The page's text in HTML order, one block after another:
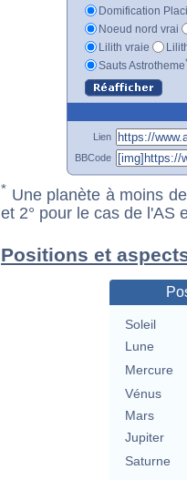
Domification
Noeud nord vrai
Lilith vraie
Sauts Astrotheme
Lien
BBCode
* Une planète à moins
et 2° pour le cas de l'AS
Positions et
Soleil
Lune
Mercure
Vénus
Mars
Jupiter
Saturne